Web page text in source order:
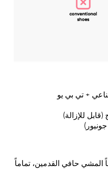
+ تي بي يو
للإزالة)
المشي حافي القدمين، تماماً